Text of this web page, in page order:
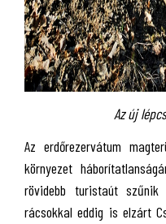
Az új
Az erdőrezervátum
környezet
rövidebb turistaút
rácsokkal eddig is elzárt